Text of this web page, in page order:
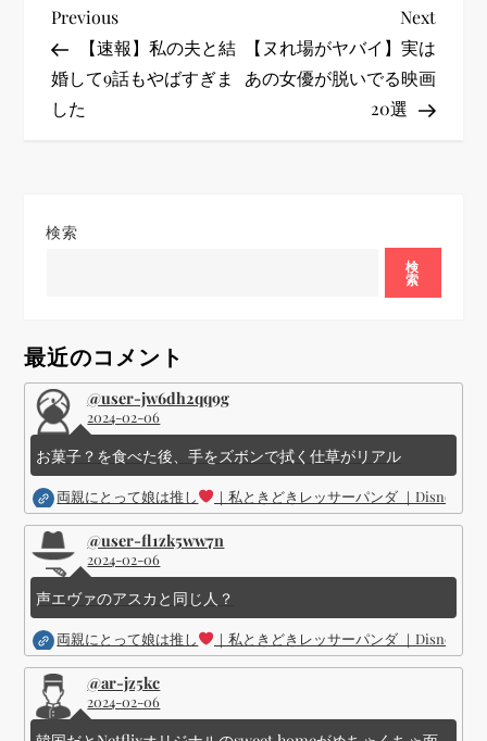
投
稿
ナ
ゲ
シ
ョ
ン
Previous
Post
Previous
【速報】私の夫と結
婚して9話もやばすぎま
した
Next
Post
Next
【ヌれ場がヤバイ】実は
あの女優が脱いでる映画
20選
検索
検
索
最近のコメント
@user-jw6dh2qq9g
2024-02-06
お菓子？を食べた後、手をズボンで拭く仕草がリアル
両親にとって娘は推し ｜私ときどきレッサーパンダ ｜Disney (
@user-fl1zk5ww7n
2024-02-06
声エヴァのアスカと同じ人？
両親にとって娘は推し ｜私ときどきレッサーパンダ ｜Disney (
@ar-jz5kc
2024-02-06